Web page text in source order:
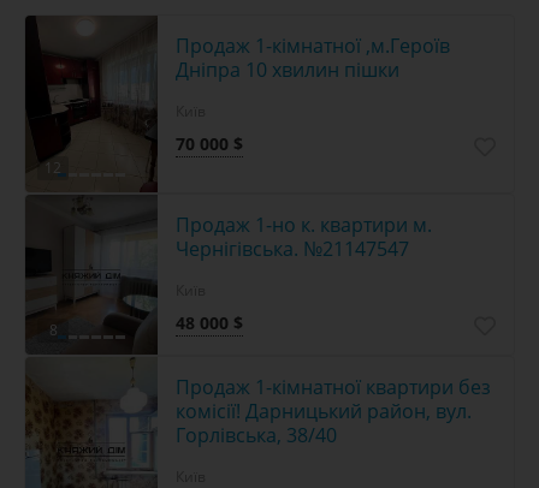
12
Продаж 1-кімнатної ,м.Героїв
Дніпра 10 хвилин пішки
70 000 $
8
Продаж 1-но к. квартири м.
Чернігівська. №21147547
48 000 $
Продаж 1-кімнатної квартири без
комісії! Дарницький район, вул.
Горлівська, 38/40